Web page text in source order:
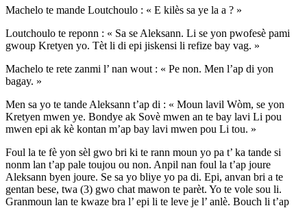
Machelo te mande Loutchoulo : « E kilès sa ye la a ? »
Loutchoulo te reponn : « Sa se Aleksann. Li se yon pwofesè pami
gwoup Kretyen yo. Tèt li di epi jiskensi li refize bay vag. »
Machelo te rete zanmi l’ nan wout : « Pe non. Men l’ap di yon
bagay. »
Men sa yo te tande Aleksann t’ap di : « Moun lavil Wòm, se yon
Kretyen mwen ye. Bondye ak Sovè mwen an te bay lavi Li pou
mwen epi ak kè kontan m’ap bay lavi mwen pou Li tou. »
Foul la te fè yon sèl gwo bri ki te rann moun yo pa t’ ka tande si
nonm lan t’ap pale toujou ou non. Anpil nan foul la t’ap joure
Aleksann byen joure. Se sa yo bliye yo pa di. Epi, anvan bri a te
gentan bese, twa (3) gwo chat mawon te parèt. Yo te vole sou li.
Granmoun lan te kwaze bra l’ epi li te leve je l’ anlè. Bouch li t’ap